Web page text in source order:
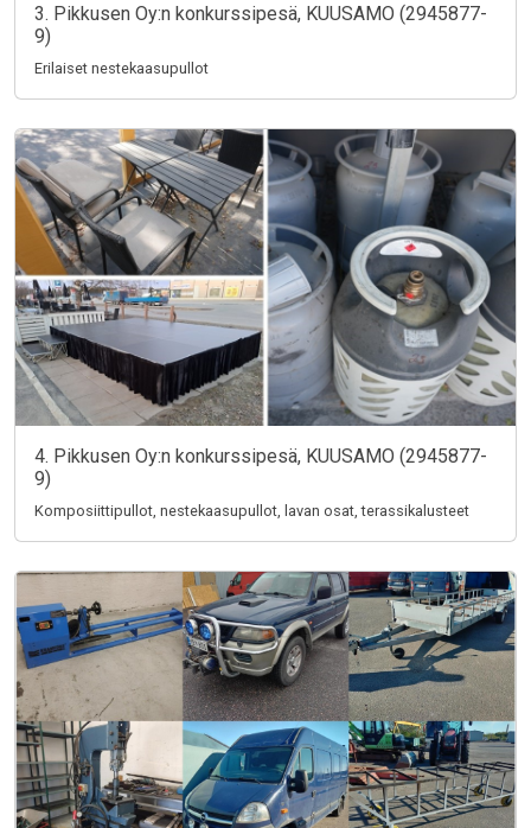
3. Pikkusen Oy:n konkurssipesä, KUUSAMO (2945877-
9)
Erilaiset nestekaasupullot
4. Pikkusen Oy:n konkurssipesä, KUUSAMO (2945877-
9)
Komposiittipullot, nestekaasupullot, lavan osat, terassikalusteet